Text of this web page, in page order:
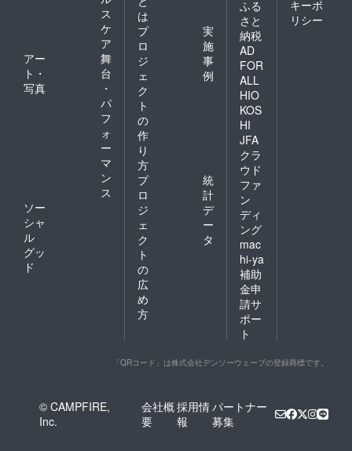
ス
ケ
ア
アー
ト・
写真
舞
台
・
パ
フ
ォ
ー
マ
ン
ス
ソー
シャ
ル
グッ
ド
は
プ
ロ
ジ
ェ
ク
ト
の
作
り
方
実
施
事
例
プ
ロ
ジ
ェ
ク
ト
の
広
め
方
統
計
デ
ー
タ
ふる
さと
納税
AD
FOR
ALL
HIO
KOS
HI
JFA
クラ
ウド
ファ
ン
ディ
ング
mac
hi-ya
補助
金申
請サ
ポー
ト
キーポ
リシー
「QRコード」は株式会社デンソーウェーブの登録商標です。
© CAMPFIRE,
Inc.
会社概
要
採用情
報
パートナー
募集